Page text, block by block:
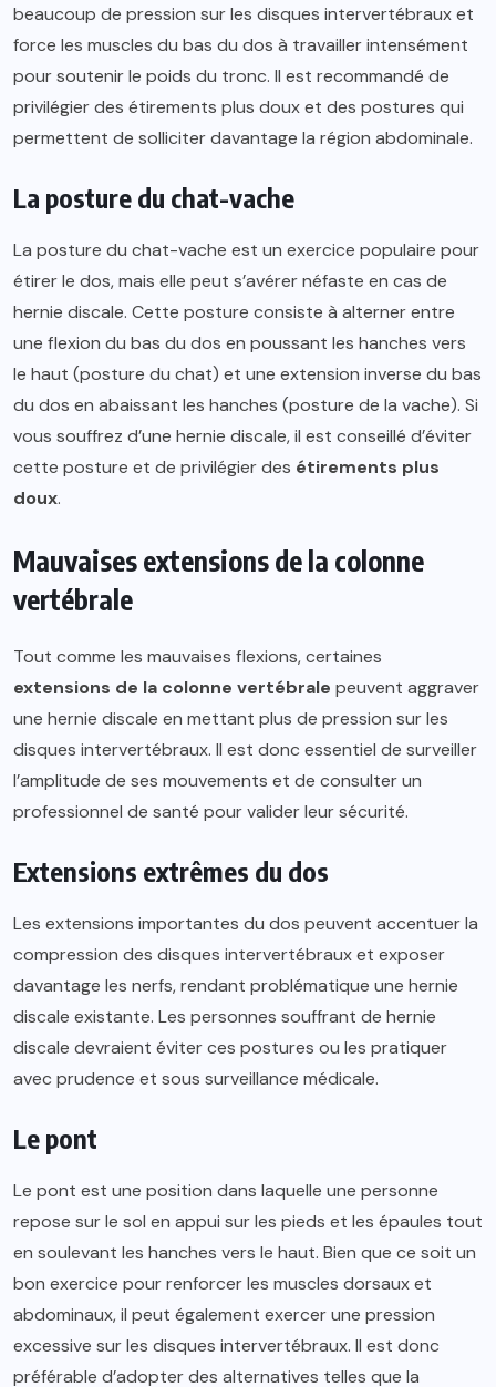
beaucoup de pression sur les disques intervertébraux et
force les muscles du bas du dos à travailler intensément
pour soutenir le poids du tronc. Il est recommandé de
privilégier des étirements plus doux et des postures qui
permettent de solliciter davantage la région abdominale.
La posture du chat-vache
La posture du chat-vache est un exercice populaire pour
étirer le dos, mais elle peut s’avérer néfaste en cas de
hernie discale. Cette posture consiste à alterner entre
une flexion du bas du dos en poussant les hanches vers
le haut (posture du chat) et une extension inverse du bas
du dos en abaissant les hanches (posture de la vache). Si
vous souffrez d’une hernie discale, il est conseillé d’éviter
cette posture et de privilégier des étirements plus
doux.
Mauvaises extensions de la colonne
vertébrale
Tout comme les mauvaises flexions, certaines
extensions de la colonne vertébrale peuvent aggraver
une hernie discale en mettant plus de pression sur les
disques intervertébraux. Il est donc essentiel de surveiller
l’amplitude de ses mouvements et de consulter un
professionnel de santé pour valider leur sécurité.
Extensions extrêmes du dos
Les extensions importantes du dos peuvent accentuer la
compression des disques intervertébraux et exposer
davantage les nerfs, rendant problématique une hernie
discale existante. Les personnes souffrant de hernie
discale devraient éviter ces postures ou les pratiquer
avec prudence et sous surveillance médicale.
Le pont
Le pont est une position dans laquelle une personne
repose sur le sol en appui sur les pieds et les épaules tout
en soulevant les hanches vers le haut. Bien que ce soit un
bon exercice pour renforcer les muscles dorsaux et
abdominaux, il peut également exercer une pression
excessive sur les disques intervertébraux. Il est donc
préférable d’adopter des alternatives telles que la